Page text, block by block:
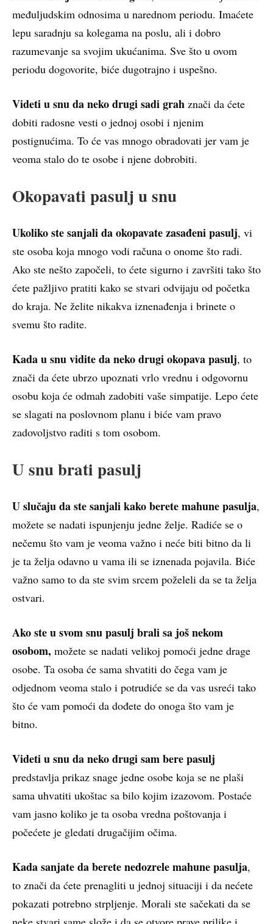
međuljudskim odnosima u narednom periodu. Imaćete
lepu saradnju sa kolegama na poslu, ali i dobro
razumevanje sa svojim ukućanima. Sve što u ovom
periodu dogovorite, biće dugotrajno i uspešno.
Videti u snu da neko drugi sadi grah znači da ćete
dobiti radosne vesti o jednoj osobi i njenim
postignućima. To će vas mnogo obradovati jer vam je
veoma stalo do te osobe i njene dobrobiti.
Okopavati pasulj u snu
Ukoliko ste sanjali da okopavate zasađeni pasulj, vi
ste osoba koja mnogo vodi računa o onome što radi.
Ako ste nešto započeli, to ćete sigurno i završiti tako što
ćete pažljivo pratiti kako se stvari odvijaju od početka
do kraja. Ne želite nikakva iznenađenja i brinete o
svemu što radite.
Kada u snu vidite da neko drugi okopava pasulj, to
znači da ćete ubrzo upoznati vrlo vrednu i odgovornu
osobu koja će odmah zadobiti vaše simpatije. Lepo ćete
se slagati na poslovnom planu i biće vam pravo
zadovoljstvo raditi s tom osobom.
U snu brati pasulj
U slučaju da ste sanjali kako berete mahune pasulja,
možete se nadati ispunjenju jedne želje. Radiće se o
nečemu što vam je veoma važno i neće biti bitno da li
je ta želja odavno u vama ili se iznenada pojavila. Biće
važno samo to da ste svim srcem poželeli da se ta želja
ostvari.
Ako ste u svom snu pasulj brali sa još nekom
osobom, možete se nadati velikoj pomoći jedne drage
osobe. Ta osoba će sama shvatiti do čega vam je
odjednom veoma stalo i potrudiće se da vas usreći tako
što će vam pomoći da dođete do onoga što vam je
bitno.
Videti u snu da neko drugi sam bere pasulj
predstavlja prikaz snage jedne osobe koja se ne plaši
sama uhvatiti ukoštac sa bilo kojim izazovom. Postaće
vam jasno koliko je ta osoba vredna poštovanja i
počećete je gledati drugačijim očima.
Kada sanjate da berete nedozrele mahune pasulja,
to znači da ćete prenagliti u jednoj situaciji i da nećete
pokazati potrebno strpljenje. Morali ste sačekati da se